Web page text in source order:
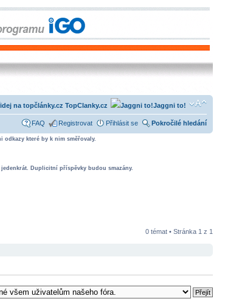
Jaggni to!
TopClanky.cz
FAQ Registrovat Přihlásit se Pokročilé hledání
odkazy které by k nim směřovaly.
Duplicitní příspěvky budou smazány.
0 témat • Stránka 1 z 1